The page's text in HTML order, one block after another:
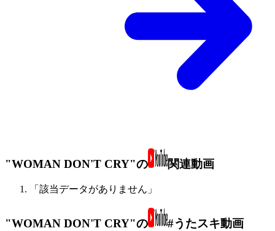
"WOMAN DON'T CRY"の 関連動画
「該当データがありません」
"WOMAN DON'T CRY"の #うたスキ動画